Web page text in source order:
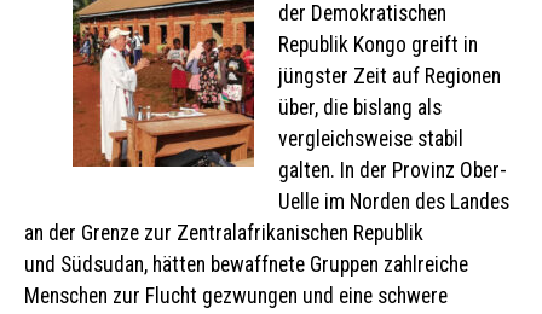
der Demokratischen
Republik Kongo greift in
jüngster Zeit auf Regionen
über, die bislang als
vergleichsweise stabil
galten. In der Provinz Ober-
Uelle im Norden des Landes
an der Grenze zur Zentralafrikanischen Republik
und Südsudan, hätten bewaffnete Gruppen zahlreiche
Menschen zur Flucht gezwungen und eine schwere